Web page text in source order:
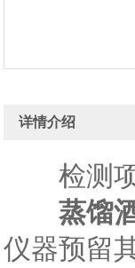
详情介绍
检测项
蒸馏
仪器预留